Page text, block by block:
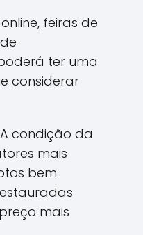
feiras de
ter uma
considerar
A condição da
mais
bem
mais